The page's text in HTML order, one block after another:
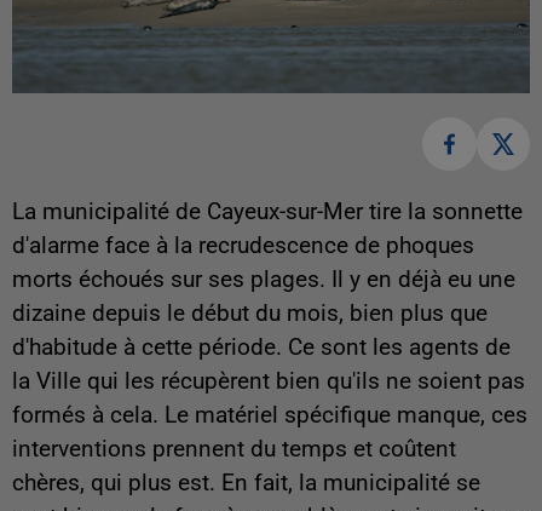
La municipalité de Cayeux-sur-Mer tire la sonnette
d'alarme face à la recrudescence de phoques
morts échoués sur ses plages. Il y en déjà eu une
dizaine depuis le début du mois, bien plus que
d'habitude à cette période. Ce sont les agents de
la Ville qui les récupèrent bien qu'ils ne soient pas
formés à cela. Le matériel spécifique manque, ces
interventions prennent du temps et coûtent
chères, qui plus est. En fait, la municipalité se